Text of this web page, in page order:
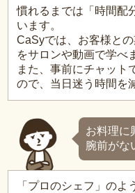
慣れるまでは「時間配
います。
CaSyでは、お客様と
をサロンや動画で学べ
また、事前にチャット
ので、当日迷う時間を
お料理に
腕前がな
「プロのシェフ」のよ